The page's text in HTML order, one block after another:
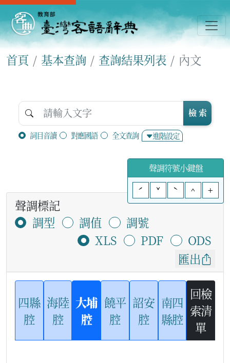
首頁 基本查詢 查詢結果列表 內文
詞目音讀 對應國語 全文查詢 進階設定
檢 索
聲調符號小鍵盤
ˊ
ˇ ˋ ^ +
聲調標記
調型
調值
調號
XLS
PDF
ODS
匯出
四縣
腔
海陸
腔
大埔
腔
饒平
腔
詔安
腔
南四
縣腔
回檢
索清
單